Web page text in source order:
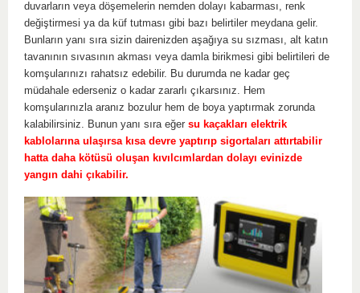
duvarların veya döşemelerin nemden dolayı kabarması, renk
değiştirmesi ya da küf tutması gibi bazı belirtiler meydana gelir.
Bunların yanı sıra sizin dairenizden aşağıya su sızması, alt katın
tavanının sıvasının akması veya damla birikmesi gibi belirtileri de
komşularınızı rahatsız edebilir. Bu durumda ne kadar geç
müdahale ederseniz o kadar zararlı çıkarsınız. Hem
komşularınızla aranız bozulur hem de boya yaptırmak zorunda
kalabilirsiniz. Bunun yanı sıra eğer su kaçakları elektrik
kablolarına ulaşırsa kısa devre yaptırıp sigortaları attırtabilir
hatta daha kötüsü oluşan kıvılcımlardan dolayı evinizde
yangın dahi çıkabilir.